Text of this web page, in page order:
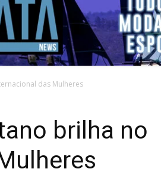
News
das Mulheres
brilha no